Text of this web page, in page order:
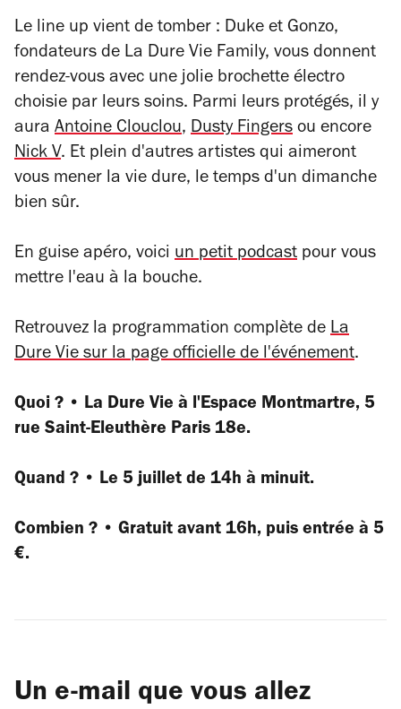
Le line up vient de tomber : Duke et Gonzo,
fondateurs de La Dure Vie Family, vous donnent
rendez-vous avec une jolie brochette électro
choisie par leurs soins. Parmi leurs protégés, il y
aura Antoine Clouclou, Dusty Fingers ou encore
Nick V. Et plein d'autres artistes qui aimeront
vous mener la vie dure, le temps d'un dimanche
bien sûr.
En guise apéro, voici un petit podcast pour vous
mettre l'eau à la bouche.
Retrouvez la programmation complète de La
Dure Vie sur la page officielle de l'événement.
Quoi ? • La Dure Vie à l'Espace Montmartre, 5
rue Saint-Eleuthère Paris 18e.
Quand ? • Le 5 juillet de 14h à minuit.
Combien ? • Gratuit avant 16h, puis entrée à 5
€.
Un e-mail que vous allez